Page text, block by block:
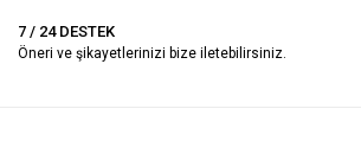
7 / 24 DESTEK
Öneri ve şikayetlerinizi bize iletebilirsiniz.